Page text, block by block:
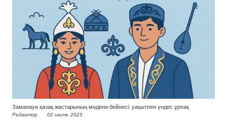
Заманауи қазақ жастарының мәдени бейнесі: уақытпен үндес ұрпақ
Редактор 02 июля, 2025